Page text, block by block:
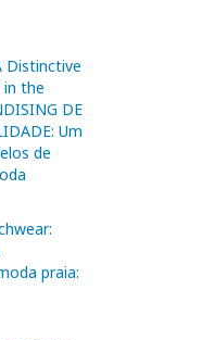
Distinctive
in the
DE
Um
de
praia: